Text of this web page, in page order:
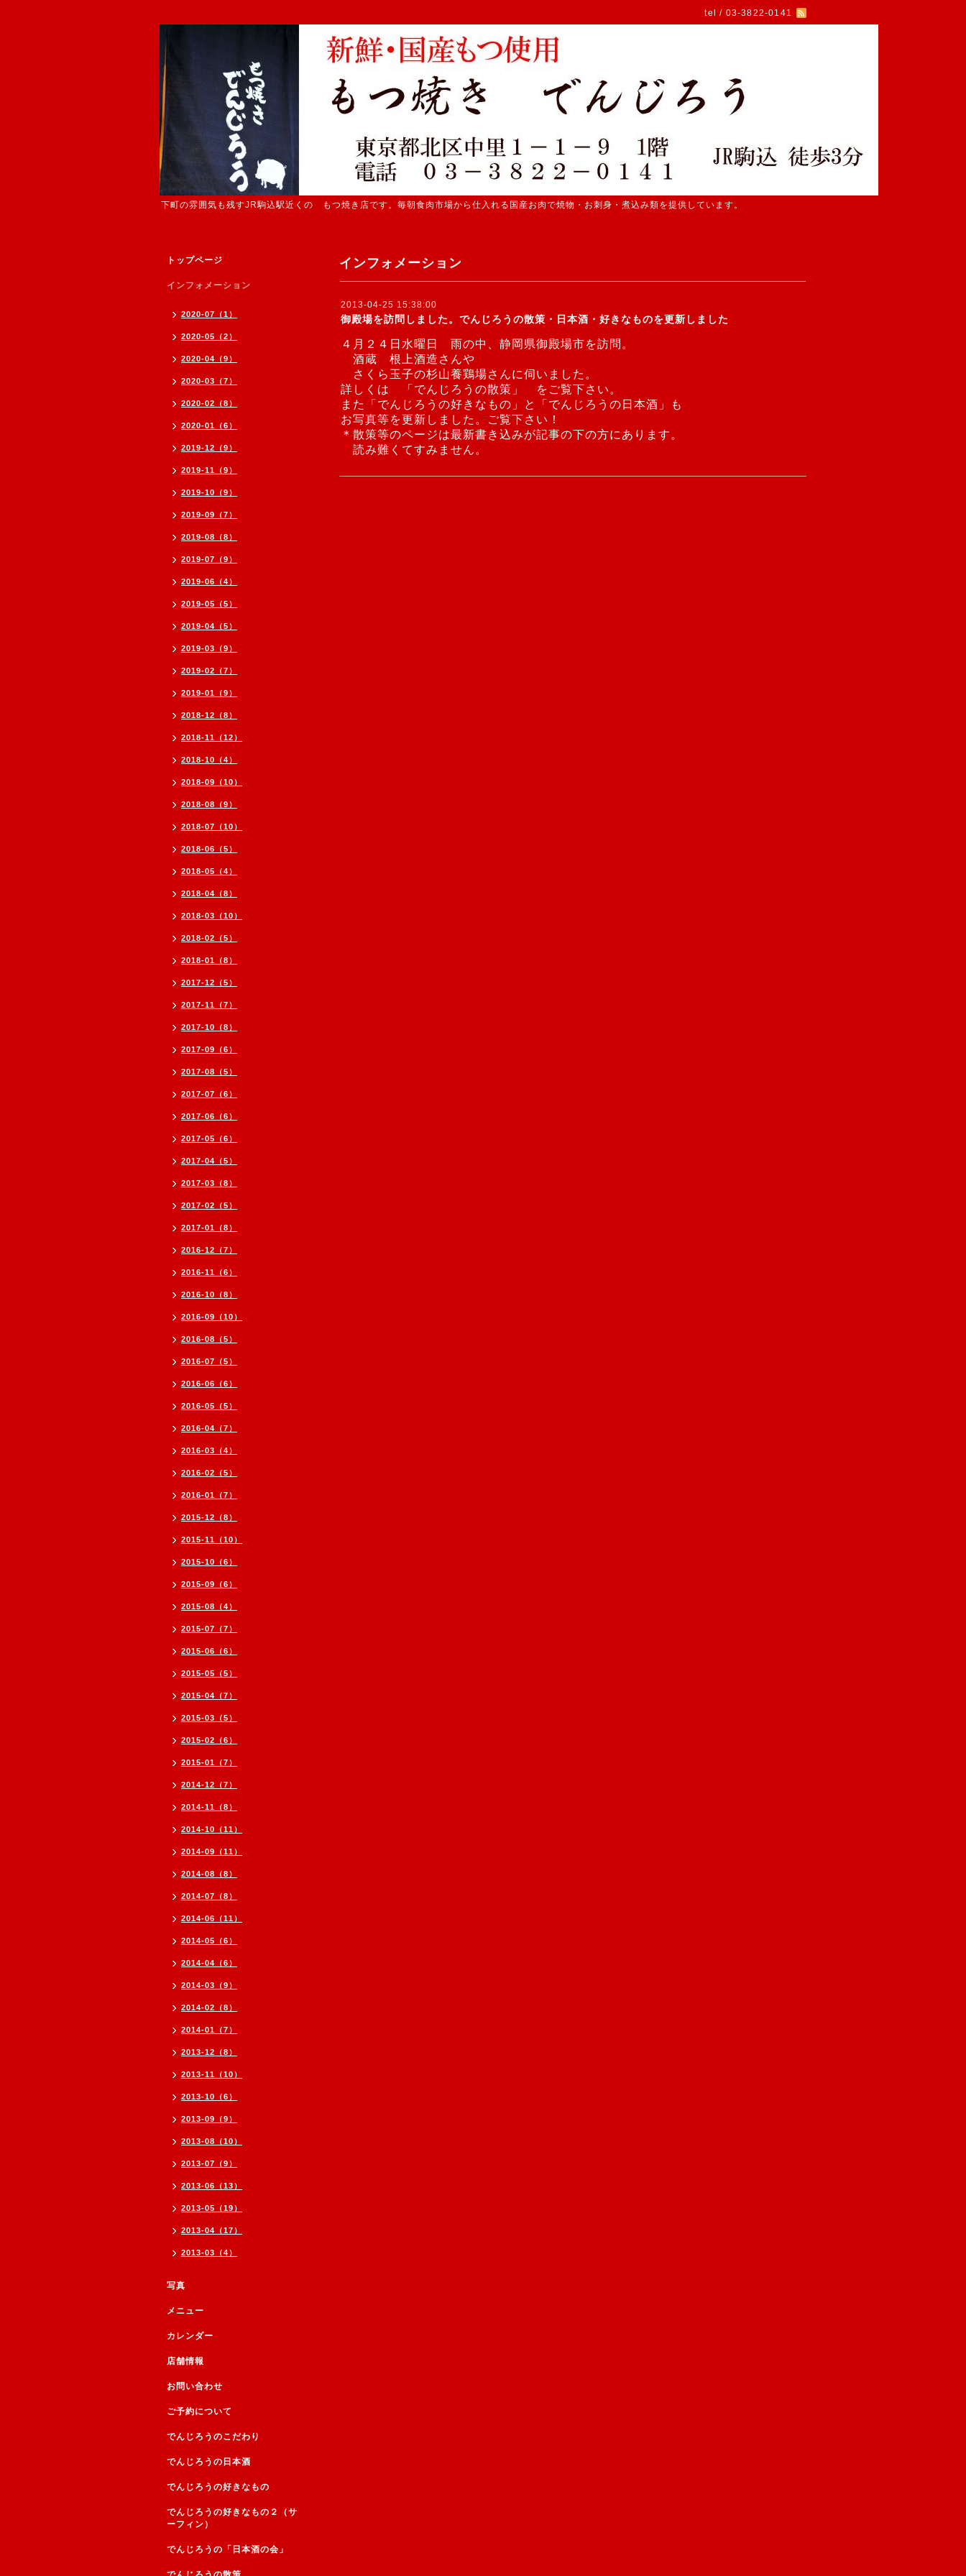
tel / 03-3822-0141
下町の雰囲気も残すJR駒込駅近くの もつ焼き店です。毎朝食肉市場から仕入れる国産お肉で焼物・お刺身・煮込み類を提供しています。
インフォメーション
2013-04-25 15:38:00
御殿場を訪問しました。でんじろうの散策・日本酒・好きなものを更新しました
４月２４日水曜日 雨の中、静岡県御殿場市を訪問。
酒蔵 根上酒造さんや
さくら玉子の杉山養鶏場さんに伺いました。
詳しくは 「 でんじろうの散策 」 をご覧下さい。
また「でんじろうの好きなもの」と「でんじろうの日本酒」も
お写真等を更新しました。ご覧下さい！
＊散策等のページは最新書き込みが記事の下の方にあります。
読み難くてすみません。
トップページ
インフォメーション
2020-07（1）
2020-05（2）
2020-04（9）
2020-03（7）
2020-02（8）
2020-01（6）
2019-12（9）
2019-11（9）
2019-10（9）
2019-09（7）
2019-08（8）
2019-07（9）
2019-06（4）
2019-05（5）
2019-04（5）
2019-03（9）
2019-02（7）
2019-01（9）
2018-12（8）
2018-11（12）
2018-10（4）
2018-09（10）
2018-08（9）
2018-07（10）
2018-06（5）
2018-05（4）
2018-04（8）
2018-03（10）
2018-02（5）
2018-01（8）
2017-12（5）
2017-11（7）
2017-10（8）
2017-09（6）
2017-08（5）
2017-07（6）
2017-06（6）
2017-05（6）
2017-04（5）
2017-03（8）
2017-02（5）
2017-01（8）
2016-12（7）
2016-11（6）
2016-10（8）
2016-09（10）
2016-08（5）
2016-07（5）
2016-06（6）
2016-05（5）
2016-04（7）
2016-03（4）
2016-02（5）
2016-01（7）
2015-12（8）
2015-11（10）
2015-10（6）
2015-09（6）
2015-08（4）
2015-07（7）
2015-06（6）
2015-05（5）
2015-04（7）
2015-03（5）
2015-02（6）
2015-01（7）
2014-12（7）
2014-11（8）
2014-10（11）
2014-09（11）
2014-08（8）
2014-07（8）
2014-06（11）
2014-05（6）
2014-04（6）
2014-03（9）
2014-02（8）
2014-01（7）
2013-12（8）
2013-11（10）
2013-10（6）
2013-09（9）
2013-08（10）
2013-07（9）
2013-06（13）
2013-05（19）
2013-04（17）
2013-03（4）
写真
メニュー
カレンダー
店舗情報
お問い合わせ
ご予約について
でんじろうのこだわり
でんじろうの日本酒
でんじろうの好きなもの
でんじろうの好きなもの２（サ
ーフィン）
でんじろうの「日本酒の会」